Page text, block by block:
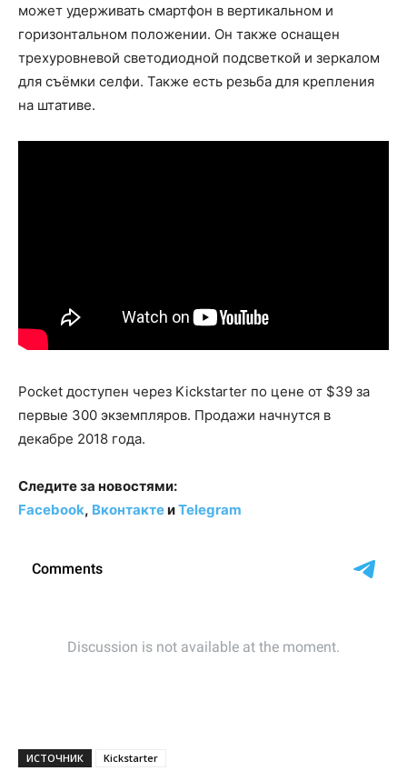
может удерживать смартфон в вертикальном и
горизонтальном положении. Он также оснащен
трехуровневой светодиодной подсветкой и зеркалом
для съёмки селфи. Также есть резьба для крепления
на штативе.
Pocket доступен через Kickstarter по цене от $39 за
первые 300 экземпляров. Продажи начнутся в
декабре 2018 года.
Следите за новостями:
Facebook, ВконтактеиTelegram
ИСТОЧНИК Kickstarter